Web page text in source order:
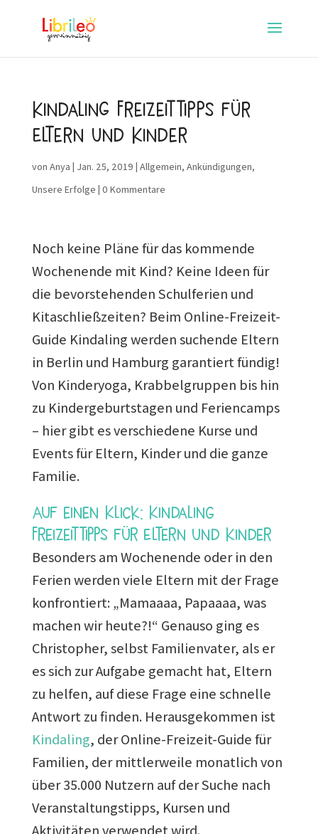
Kindaling Freizeittipps für
Eltern und Kinder
von Anya | Jan. 25, 2019 | Allgemein, Ankündigungen,
Unsere Erfolge | 0 Kommentare
Noch keine Pläne für das kommende
Wochenende mit Kind? Keine Ideen für
die bevorstehenden Schulferien und
Kitaschließzeiten? Beim Online-Freizeit-
Guide Kindaling werden suchende Eltern
in Berlin und Hamburg garantiert fündig!
Von Kinderyoga, Krabbelgruppen bis hin
zu Kindergeburtstagen und Feriencamps
– hier gibt es verschiedene Kurse und
Events für Eltern, Kinder und die ganze
Familie.
Auf einen Klick: Kindaling
Freizeittipps für Eltern und Kinder
Besonders am Wochenende oder in den
Ferien werden viele Eltern mit der Frage
konfrontiert: „Mamaaaa, Papaaaa, was
machen wir heute?!“ Genauso ging es
Christopher, selbst Familienvater, als er
es sich zur Aufgabe gemacht hat, Eltern
zu helfen, auf diese Frage eine schnelle
Antwort zu finden. Herausgekommen ist
Kindaling, der Online-Freizeit-Guide für
Familien, der mittlerweile monatlich von
über 35.000 Nutzern auf der Suche nach
Veranstaltungstipps, Kursen und